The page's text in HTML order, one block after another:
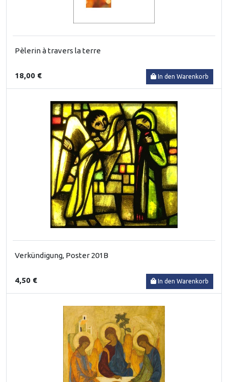
Pèlerin à travers la terre
18,00 € In den Warenkorb
Verkündigung, Poster 201B
4,50 € In den Warenkorb